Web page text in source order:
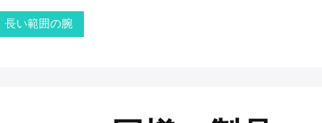
長い範囲の腕